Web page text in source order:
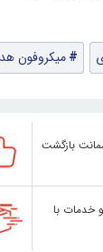
میکروفون
بازگشت
و خدمات با